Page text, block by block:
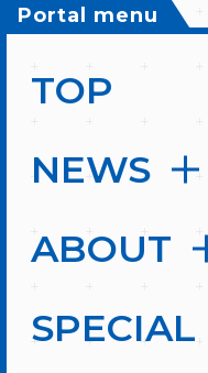
Portal menu
TOP
NEWS
ABOUT
SPECIAL